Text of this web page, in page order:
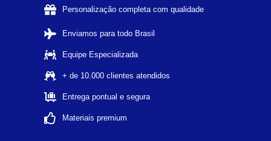
Personalização completa com qualidade
Enviamos para todo Brasil
Equipe Especializada
+ de 10.000 clientes atendidos
Entrega pontual e segura
Materiais premium